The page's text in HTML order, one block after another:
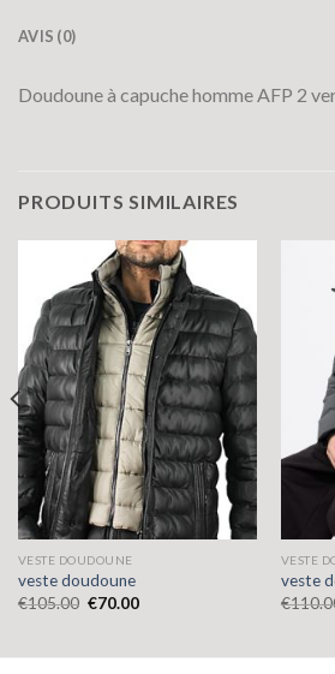
AVIS (0)
Doudoune à capuche homme AFP 2
PRODUITS SIMILAIRES
VESTE DOUDOUNE
veste doudoune
€105.00 €70.00
VESTE
veste
€